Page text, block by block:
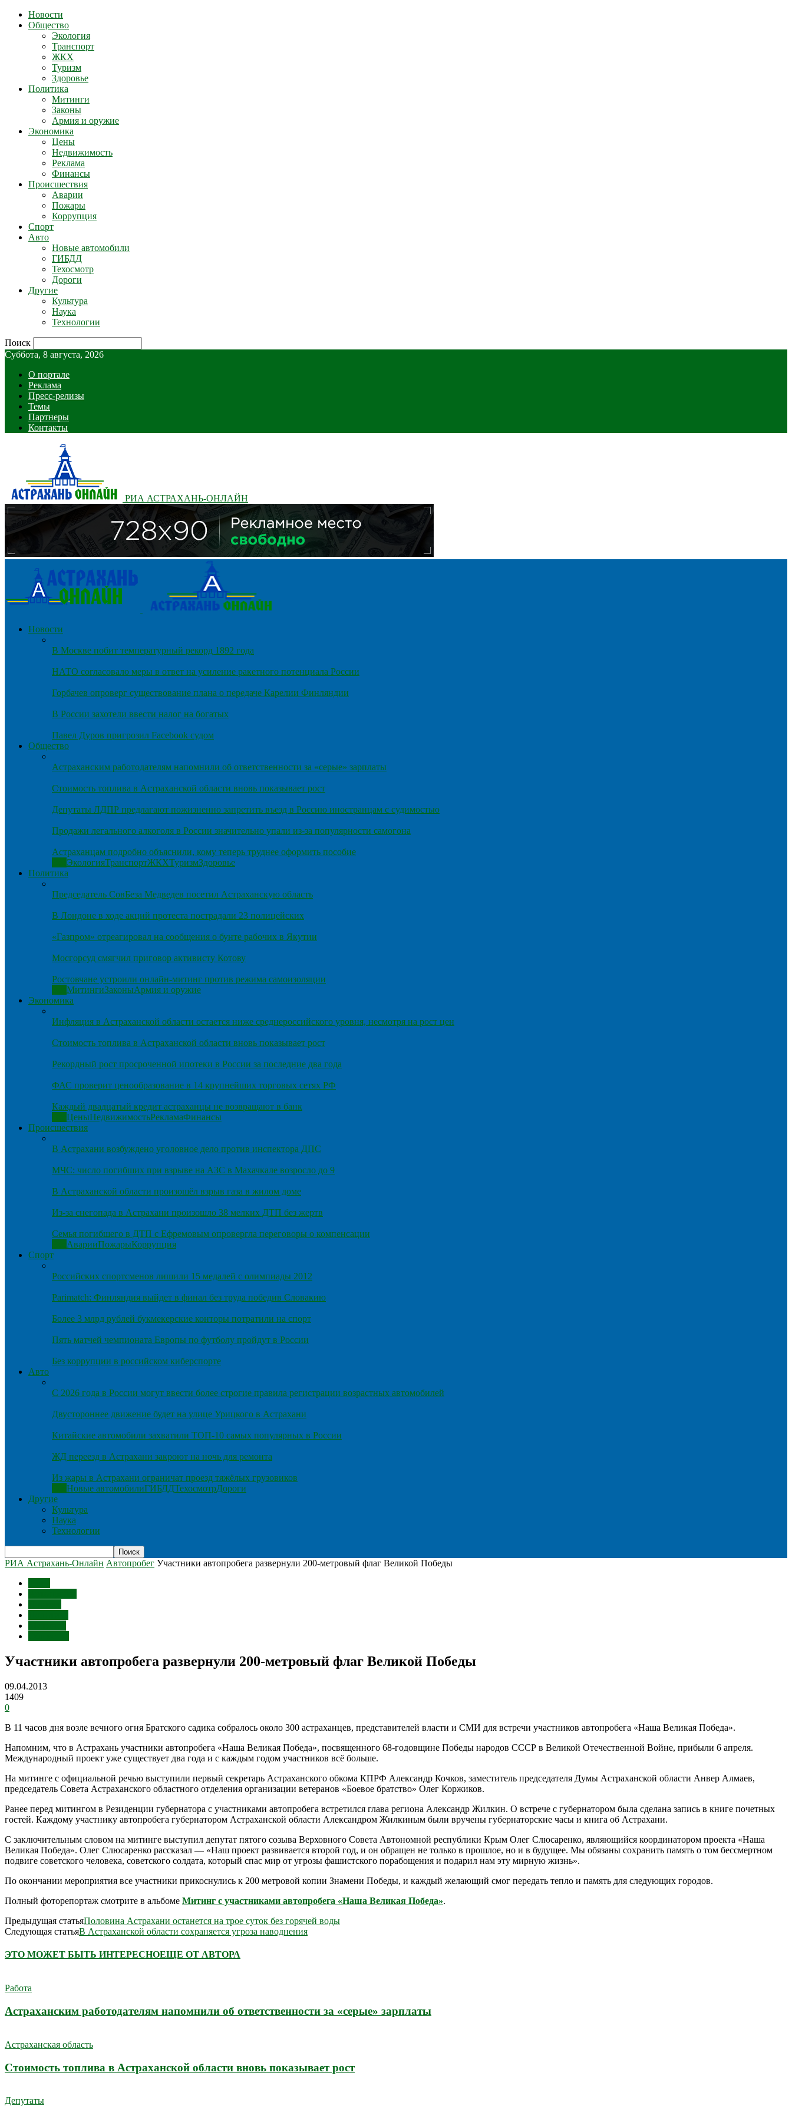
Новости
Общество
Экология
Транспорт
ЖКХ
Туризм
Здоровье
Политика
Митинги
Законы
Армия и оружие
Экономика
Цены
Недвижимость
Реклама
Финансы
Происшествия
Аварии
Пожары
Коррупция
Спорт
Авто
Новые автомобили
ГИБДД
Техосмотр
Дороги
Другие
Культура
Наука
Технологии
Поиск
Суббота, 8 августа, 2026
О портале
Реклама
Пресс-релизы
Темы
Партнеры
Контакты
РИА АСТРАХАНЬ-ОНЛАЙН
Новости
В Москве побит температурный рекорд 1892 года
НАТО согласовало меры в ответ на усиление ракетного потенциала России
Горбачев опроверг существование плана о передаче Карелии Финляндии
В России захотели ввести налог на богатых
Павел Дуров пригрозил Facebook судом
Общество
Астраханским работодателям напомнили об ответственности за «серые» зарплаты
Стоимость топлива в Астраханской области вновь показывает рост
Депутаты ЛДПР предлагают пожизненно запретить въезд в Россию иностранцам с судимостью
Продажи легального алкоголя в России значительно упали из-за популярности самогона
Астраханцам подробно объяснили, кому теперь труднее оформить пособие
ЭкологияТранспортЖКХТуризмЗдоровье
Политика
Председатель СовБеза Медведев посетил Астраханскую область
В Лондоне в ходе акций протеста пострадали 23 полицейских
«Газпром» отреагировал на сообщения о бунте рабочих в Якутии
Мосгорсуд смягчил приговор активисту Котову
Ростовчане устроили онлайн-митинг против режима самоизоляции
МитингиЗаконыАрмия и оружие
Экономика
Инфляция в Астраханской области остается ниже среднероссийского уровня, несмотря на рост цен
Стоимость топлива в Астраханской области вновь показывает рост
Рекордный рост просроченной ипотеки в России за последние два года
ФАС проверит ценообразование в 14 крупнейших торговых сетях РФ
Каждый двадцатый кредит астраханцы не возвращают в банк
ЦеныНедвижимостьРекламаФинансы
Происшествия
В Астрахани возбуждено уголовное дело против инспектора ДПС
МЧС: число погибших при взрыве на АЗС в Махачкале возросло до 9
В Астраханской области произошёл взрыв газа в жилом доме
Из-за снегопада в Астрахани произошло 38 мелких ДТП без жертв
Семья погибшего в ДТП с Ефремовым опровергла переговоры о компенсации
АварииПожарыКоррупция
Спорт
Российских спортсменов лишили 15 медалей с олимпиады 2012
Parimatch: Финляндия выйдет в финал без труда победив Словакию
Более 3 млрд рублей букмекерские конторы потратили на спорт
Пять матчей чемпионата Европы по футболу пройдут в России
Без коррупции в российском киберспорте
Авто
С 2026 года в России могут ввести более строгие правила регистрации возрастных автомобилей
Двустороннее движение будет на улице Урицкого в Астрахани
Китайские автомобили захватили ТОП-10 самых популярных в России
ЖД переезд в Астрахани закроют на ночь для ремонта
Из жары в Астрахани ограничат проезд тяжёлых грузовиков
Новые автомобилиГИБДДТехосмотрДороги
Другие
Культура
Наука
Технологии
РИА Астрахань-Онлайн Автопробег Участники автопробега развернули 200-метровый флаг Великой Победы
Участники автопробега развернули 200-метровый флаг Великой Победы
09.04.2013
1409
0
В 11 часов дня возле вечного огня Братского садика собралось около 300 астраханцев, представителей власти и СМИ для встречи участников автопробега «Наша Великая Победа».
Напомним, что в Астрахань участники автопробега «Наша Великая Победа», посвященного 68-годовщине Победы народов СССР в Великой Отечественной Войне, прибыли 6 апреля.
Международный проект уже существует два года и с каждым годом участников всё больше.
На митинге с официальной речью выступили первый секретарь Астраханского обкома КПРФ Александр Кочков, заместитель председателя Думы Астраханской области Анвер Алмаев,
председатель Совета Астраханского областного отделения организации ветеранов «Боевое братство» Олег Коржиков.
Ранее перед митингом в Резиденции губернатора с участниками автопробега встретился глава региона Александр Жилкин. О встрече с губернатором была сделана запись в книге почетных
гостей. Каждому участнику автопробега губернатором Астраханской области Александром Жилкиным были вручены губернаторские часы и книга об Астрахани.
С заключительным словом на митинге выступил депутат пятого созыва Верховного Совета Автономной республики Крым Олег Слюсаренко, являющийся координатором проекта «Наша
Великая Победа». Олег Слюсаренко рассказал — «Наш проект развивается второй год, и он обращен не только в прошлое, но и в будущее. Мы обязаны сохранить память о том бессмертном
подвиге советского человека, советского солдата, который спас мир от угрозы фашистского порабощения и подарил нам эту мирную жизнь».
По окончании мероприятия все участники прикоснулись к 200 метровой копии Знамени Победы, и каждый желающий смог передать тепло и память для следующих городов.
Полный фоторепортаж смотрите в альбоме Митинг с участниками автопробега «Наша Великая Победа».
Предыдущая статьяПоловина Астрахани останется на трое суток без горячей воды
Следующая статьяВ Астраханской области сохраняется угроза наводнения
ЭТО МОЖЕТ БЫТЬ ИНТЕРЕСНОЕЩЕ ОТ АВТОРА
Работа
Астраханским работодателям напомнили об ответственности за «серые» зарплаты
Астраханская область
Стоимость топлива в Астраханской области вновь показывает рост
Депутаты